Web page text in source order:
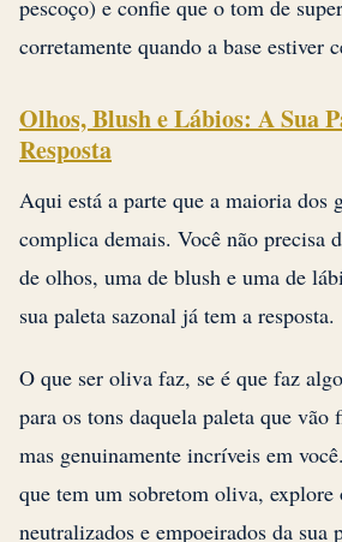
pescoço) e confie que o tom de
corretamente quando a base estiver
Olhos, Blush e Lábios: A Sua
Resposta
Aqui está a parte que a maioria dos
complica demais. Você não precisa
de olhos, uma de blush e uma de
sua paleta sazonal já tem a resposta.
O que ser oliva faz, se é que faz
para os tons daquela paleta que vão
mas genuinamente incríveis em
que tem um sobretom oliva, explore
neutralizados e empoeirados da sua